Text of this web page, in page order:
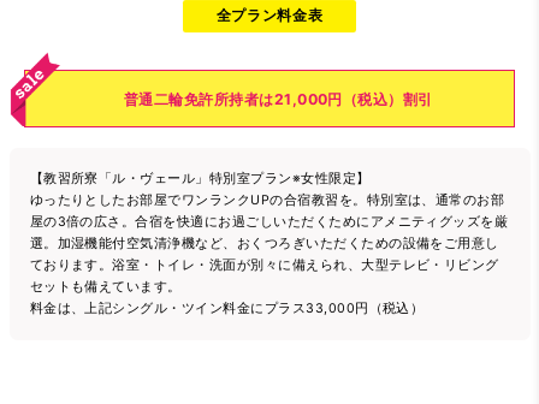
全プラン料金表
普通二輪免許所持者は21,000円（税込）割引
【教習所寮「ル・ヴェール」特別室プラン※女性限定】
ゆったりとしたお部屋でワンランクUPの合宿教習を。特別室は、通常のお部
屋の3倍の広さ。合宿を快適にお過ごしいただくためにアメニティグッズを厳
選。加湿機能付空気清浄機など、おくつろぎいただくための設備をご用意し
ております。浴室・トイレ・洗面が別々に備えられ、大型テレビ・リビング
セットも備えています。
料金は、上記シングル・ツイン料金にプラス33,000円（税込）